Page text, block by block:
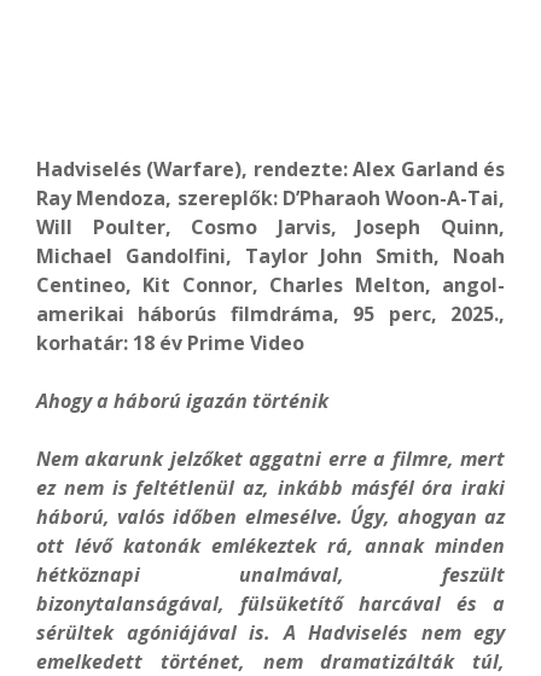
Hadviselés (Warfare), rendezte: Alex Garland és
Ray Mendoza, szereplők: D’Pharaoh Woon-A-Tai,
Will Poulter, Cosmo Jarvis, Joseph Quinn,
Michael Gandolfini, Taylor John Smith, Noah
Centineo, Kit Connor, Charles Melton, angol-
amerikai háborús filmdráma, 95 perc, 2025.,
korhatár: 18 év Prime Video
Ahogy a háború igazán történik
Nem akarunk jelzőket aggatni erre a filmre, mert
ez nem is feltétlenül az, inkább másfél óra iraki
háború, valós időben elmesélve. Úgy, ahogyan az
ott lévő katonák emlékeztek rá, annak minden
hétköznapi unalmával, feszült
bizonytalanságával, fülsüketítő harcával és a
sérültek agóniájával is. A Hadviselés nem egy
emelkedett történet, nem dramatizálták túl,